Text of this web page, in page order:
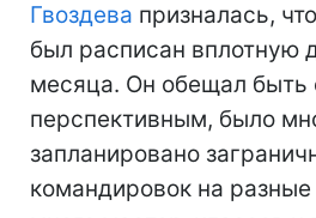
Гвоздева призналась,
был расписан вплотную
месяца. Он обещал быть
перспективным, было
запланировано
командировок на